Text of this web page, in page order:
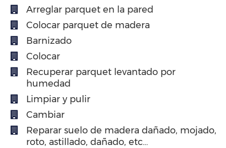
Arreglar parquet en la pared
Colocar parquet de madera
Barnizado
Colocar
Recuperar parquet levantado por
humedad
Limpiar y pulir
Cambiar
Reparar suelo de madera dañado, mojado,
roto, astillado, dañado, etc…